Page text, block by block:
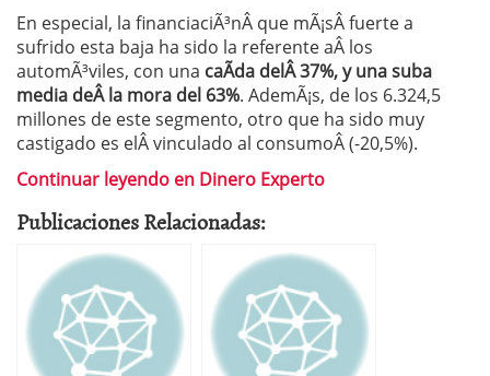
En especial, la financiaciÃ³nÂ que mÃ¡sÂ fuerte a
sufrido esta baja ha sido la referente aÂ los
automÃ³viles, con una caÃ­da delÂ 37%, y una suba
media deÂ la mora del 63%. AdemÃ¡s, de los 6.324,5
millones de este segmento, otro que ha sido muy
castigado es elÂ vinculado al consumoÂ (-20,5%).
Continuar leyendo en Dinero Experto
Publicaciones Relacionadas: